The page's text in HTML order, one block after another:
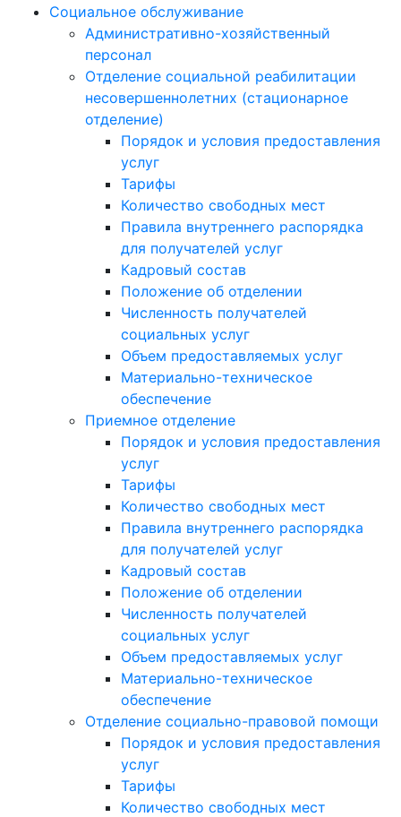
Социальное обслуживание
Административно-хозяйственный
персонал
Отделение социальной реабилитации
несовершеннолетних (стационарное
отделение)
Порядок и условия предоставления
услуг
Тарифы
Количество свободных мест
Правила внутреннего распорядка
для получателей услуг
Кадровый состав
Положение об отделении
Численность получателей
социальных услуг
Объем предоставляемых услуг
Материально-техническое
обеспечение
Приемное отделение
Порядок и условия предоставления
услуг
Тарифы
Количество свободных мест
Правила внутреннего распорядка
для получателей услуг
Кадровый состав
Положение об отделении
Численность получателей
социальных услуг
Объем предоставляемых услуг
Материально-техническое
обеспечение
Отделение социально-правовой помощи
Порядок и условия предоставления
услуг
Тарифы
Количество свободных мест